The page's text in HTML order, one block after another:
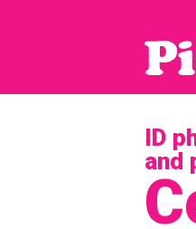
ID
and